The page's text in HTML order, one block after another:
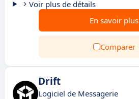
Voir plus de détails
En savoir plus
Comparer
Drift
Logiciel de Messagerie